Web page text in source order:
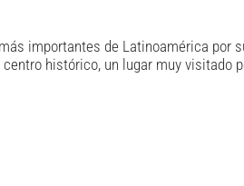
importantes de Latinoamérica por
histórico, un lugar muy visitado